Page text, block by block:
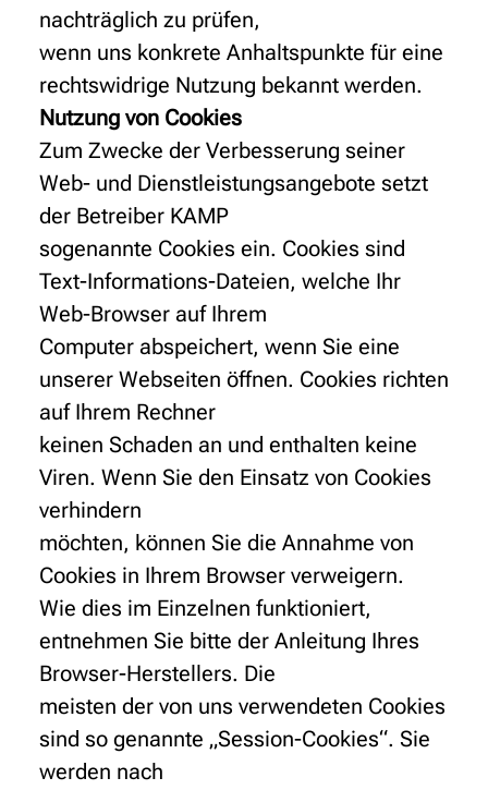
nachträglich zu prüfen,
wenn uns konkrete Anhaltspunkte für eine
rechtswidrige Nutzung bekannt werden.
Nutzung von Cookies
Zum Zwecke der Verbesserung seiner
Web- und Dienstleistungsangebote setzt
der Betreiber KAMP
sogenannte Cookies ein. Cookies sind
Text-Informations-Dateien, welche Ihr
Web-Browser auf Ihrem
Computer abspeichert, wenn Sie eine
unserer Webseiten öffnen. Cookies richten
auf Ihrem Rechner
keinen Schaden an und enthalten keine
Viren. Wenn Sie den Einsatz von Cookies
verhindern
möchten, können Sie die Annahme von
Cookies in Ihrem Browser verweigern.
Wie dies im Einzelnen funktioniert,
entnehmen Sie bitte der Anleitung Ihres
Browser-Herstellers. Die
meisten der von uns verwendeten Cookies
sind so genannte „Session-Cookies“. Sie
werden nach